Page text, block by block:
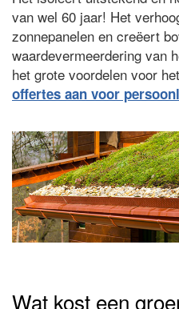
van wel 60 jaar! Het
zonnepanelen en creëert
waardevermeerdering van
het grote voordelen voor
offertes aan voor
Wat kost een